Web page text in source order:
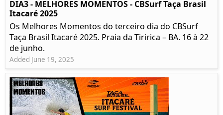
DIA3 - MELHORES MOMENTOS - CBSurf Taça Brasil
Itacaré 2025
Os Melhores Momentos do terceiro dia do CBSurf
Taça Brasil Itacaré 2025. Praia da Tiririca – BA. 16 à 22
de junho.
Added June 19, 2025